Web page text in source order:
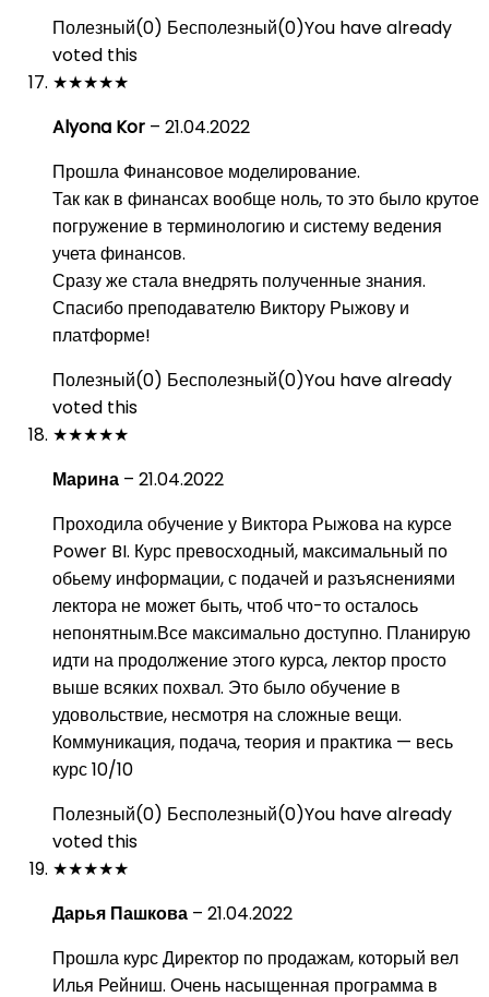
Полезный(0) Бесполезный(0)You have already
voted this
★★★★★
Alyona Kor – 21.04.2022
Прошла Финансовое моделирование.
Так как в финансах вообще ноль, то это было крутое
погружение в терминологию и систему ведения
учета финансов.
Сразу же стала внедрять полученные знания.
Спасибо преподавателю Виктору Рыжову и
платформе!
Полезный(0) Бесполезный(0)You have already
voted this
★★★★★
Марина – 21.04.2022
Проходила обучение у Виктора Рыжова на курсе
Power BI. Курс превосходный, максимальный по
обьему информации, с подачей и разъяснениями
лектора не может быть, чтоб что-то осталось
непонятным.Все максимально доступно. Планирую
идти на продолжение этого курса, лектор просто
выше всяких похвал. Это было обучение в
удовольствие, несмотря на сложные вещи.
Коммуникация, подача, теория и практика — весь
курс 10/10
Полезный(0) Бесполезный(0)You have already
voted this
★★★★★
Дарья Пашкова – 21.04.2022
Прошла курс Директор по продажам, который вел
Илья Рейниш. Очень насыщенная программа в